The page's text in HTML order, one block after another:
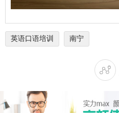
英语口语培训 南宁
